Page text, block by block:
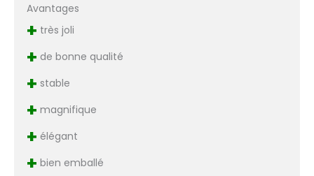
Avantages
+ très joli
+ de bonne qualité
+ stable
+ magnifique
+ élégant
+ bien emballé